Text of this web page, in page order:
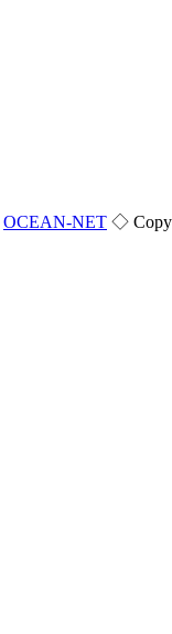
OCEAN-NET ◇